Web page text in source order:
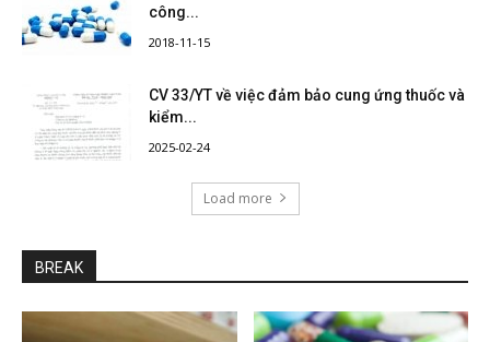
công...
2018-11-15
CV 33/YT về việc đảm bảo cung ứng thuốc và
kiểm...
2025-02-24
Load more
BREAK